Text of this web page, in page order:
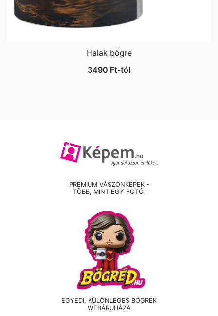
Halak bögre
3490 Ft-tól
PRÉMIUM VÁSZONKÉPEK -
TÖBB, MINT EGY FOTÓ.
EGYEDI, KÜLÖNLEGES BÖGRÉK
WEBÁRUHÁZA